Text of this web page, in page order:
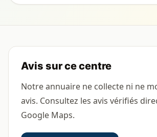
Avis sur ce centre
Notre annuaire ne collecte ni ne
avis. Consultez les avis vérifiés
Google Maps.